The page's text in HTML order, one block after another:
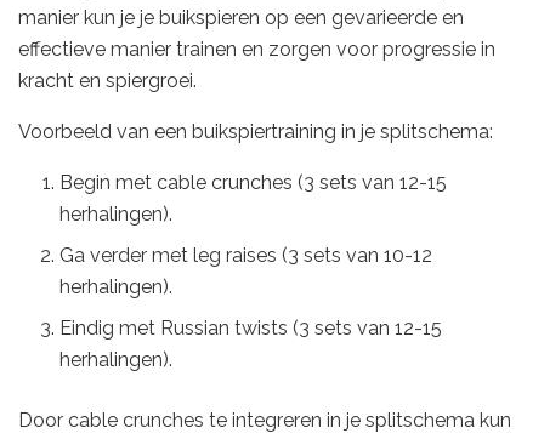
manier kun je je buikspieren op een gevarieerde en
effectieve manier trainen en zorgen voor progressie in
kracht en spiergroei.
Voorbeeld van een buikspiertraining in je splitschema:
Begin met cable crunches (3 sets van 12-15
herhalingen).
Ga verder met leg raises (3 sets van 10-12
herhalingen).
Eindig met Russian twists (3 sets van 12-15
herhalingen).
Door cable crunches te integreren in je splitschema kun